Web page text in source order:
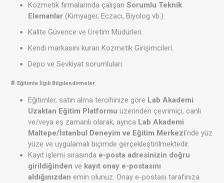
Kozmetik firmalarında çalışan Sorumlu Teknik
Elemanlar (Kimyager, Eczacı, Biyolog vb.).
Kalite Güvence ve Üretim Müdürleri.
Kendi markasını kuran Kozmetik Girişimcileri.
Depo ve Sevkiyat sorumluları.
📄 Eğitimle İlgili Bilgilendirmeler
Eğitimler, satın alma tercihinize göre Lab Akademi
Uzaktan Eğitim Platformu üzerinden çevrimiçi, canlı
ve/veya eş zamanlı olarak; ayrıca Lab Akademi
Maltepe/İstanbul Deneyim ve Eğitim Merkezi’nde yüz
yüze ve uygulamalı biçimde gerçekleştirilmektedir.
Kayıt işlemi sırasında e-posta adresinizin doğru
girildiğinden ve kayıt onay e-postasını
aldığınızdan emin olunuz. Onay e-postası tarafınıza